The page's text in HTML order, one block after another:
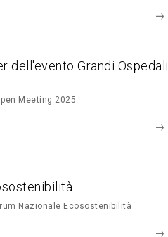
dell'evento Grandi Ospedali
Meeting 2025
Nazionale Ecosostenibilità